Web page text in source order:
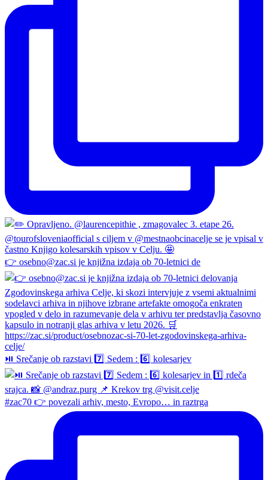
👉 osebno@zac.si je knjižna izdaja ob 70-letnici de
⏯️ Srečanje ob razstavi 7️⃣ Sedem : 6️⃣ kolesarjev
#zac70 👉 povezali arhiv, mesto, Evropo… in raztrga